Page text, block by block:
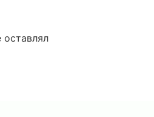
устойчивость к
Чирок имеют